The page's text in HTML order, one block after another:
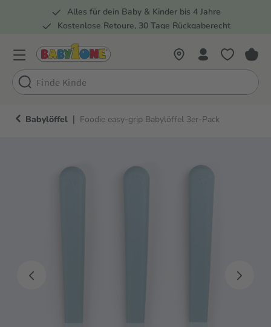
Zur Hauptnavigation springen
Alles für dein Baby & Kinder bis 4 Jahre
Kostenlose Retoure, 30 Tage Rückgaberecht
Babylöffel | Foodie easy-grip Babylöffel 3er-Pack